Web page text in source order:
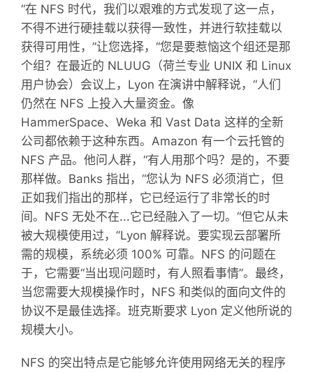
“在 NFS 时代，我们以艰难的方式发现了这一点，
不得不进行硬挂载以获得一致性，并进行软挂载以
获得可用性，”让您选择，“您是要惹恼这个组还是那
个组？在最近的 NLUUG（荷兰专业 UNIX 和 Linux
用户协会）会议上，Lyon 在演讲中解释说，“人们
仍然在 NFS 上投入大量资金。像
HammerSpace、Weka 和 Vast Data 这样的全新
公司都依赖于这种东西。Amazon 有一个云托管的
NFS 产品。他问人群，“有人用那个吗？是的，不要
那样做。Banks 指出，“您认为 NFS 必须消亡，但
正如我们指出的那样，它已经运行了非常长的时
间。NFS 无处不在...它已经融入了一切。“但它从未
被大规模使用过，”Lyon 解释说。要实现云部署所
需的规模，系统必须 100% 可靠。NFS 的问题在
于，它需要“当出现问题时，有人照看事情”。最终，
当您需要大规模操作时，NFS 和类似的面向文件的
协议不是最佳选择。班克斯要求 Lyon 定义他所说的
规模大小。
NFS 的突出特点是它能够允许使用网络无关的程序